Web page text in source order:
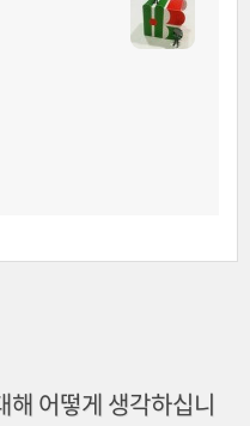
해 어떻게 생각하십니